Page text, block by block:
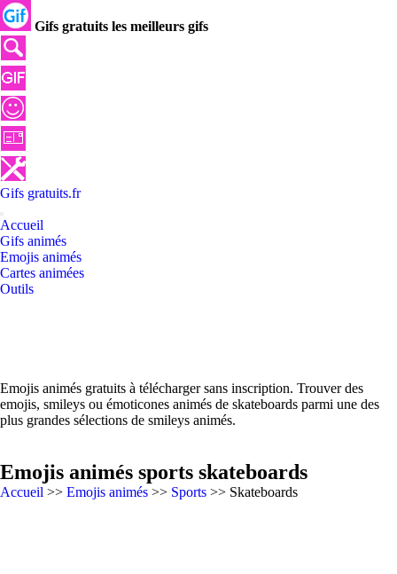
Gifs gratuits les meilleurs gifs
Gifs gratuits.fr
Accueil
Gifs animés
Emojis animés
Cartes animées
Outils
Emojis animés gratuits à télécharger sans inscription. Trouver des
emojis, smileys ou émoticones animés de skateboards parmi une des
plus grandes sélections de smileys animés.
Emojis animés sports skateboards
Accueil >> Emojis animés >> Sports >> Skateboards